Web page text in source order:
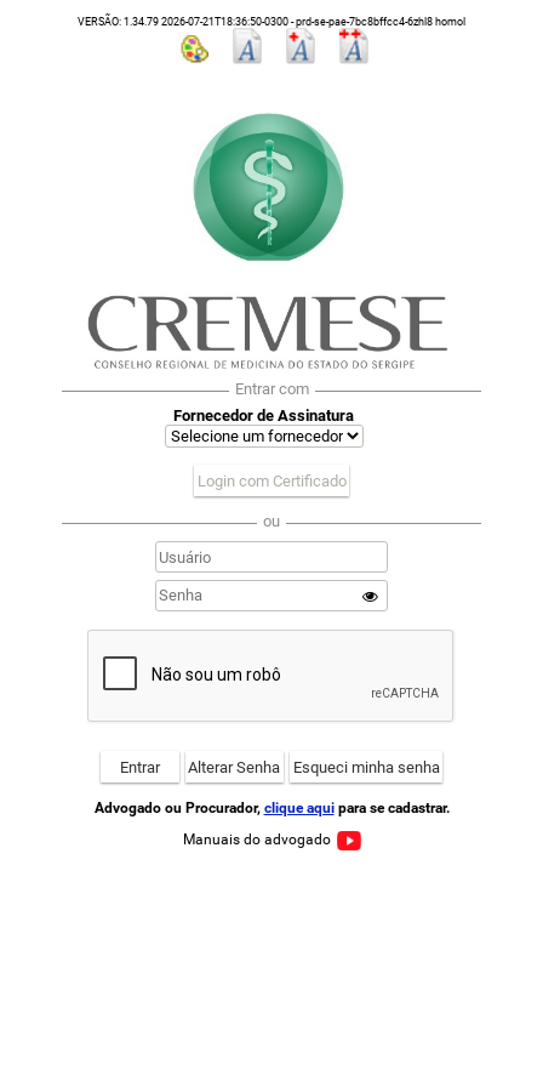
VERSÃO: 1.34.79 2026-07-21T18:36:50-0300 - prd-se-pae-7bc8bffcc4-6zhl8 homol
Entrar com
Fornecedor de Assinatura
Login com Certificado
ou
Advogado ou Procurador, clique aquipara se cadastrar.
Manuais do advogado